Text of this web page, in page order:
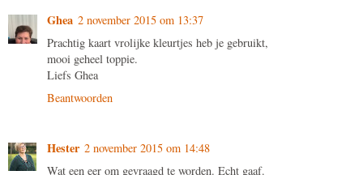
Ghea 2 november 2015 om 13:37
Prachtig kaart vrolijke kleurtjes heb je gebruikt,
mooi geheel toppie.
Liefs Ghea
Beantwoorden
Hester 2 november 2015 om 14:48
Wat een eer om gevraagd te worden. Echt gaaf.